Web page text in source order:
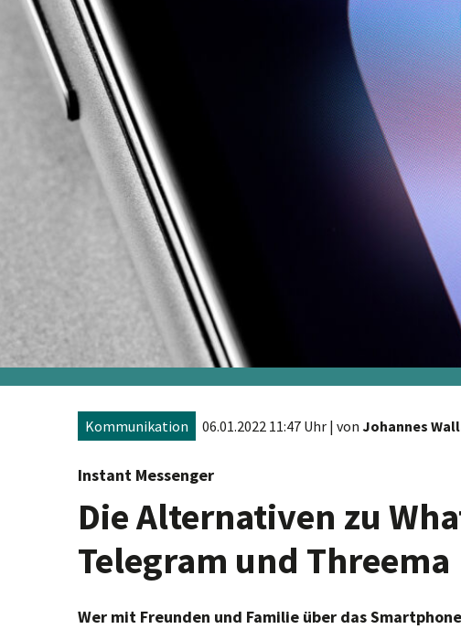
Kommunikation 06.01.2022 11:47 Uhr | von Johannes
Instant Messenger
Die Alternativen zu
Telegram und Threema
Wer mit Freunden und Familie über das